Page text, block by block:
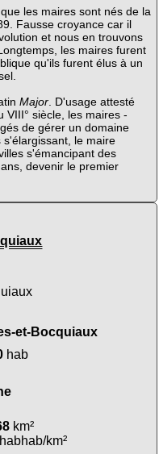
les maires sont nés de la
Fausse croyance car il
et nous en trouvons
les maires furent
qu'ils furent élus à un
Major. D'usage attesté
VIII° siècle, les maires -
de gérer un domaine
le maire
s'émancipant des
devenir le premier
et-Bocquiaux
hab
km²
km²